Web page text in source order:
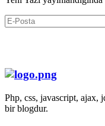
Php, css, javascript, ajax,
bir blogdur.